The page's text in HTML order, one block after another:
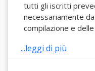
tutti gli iscritti
necessariamente
compilazione e
...leggi di più